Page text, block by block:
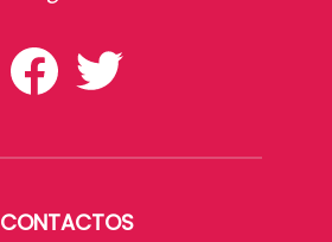
CONTACTOS